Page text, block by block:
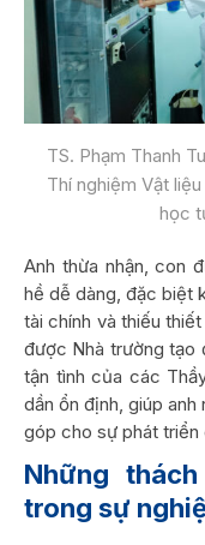
TS. Phạm Thanh
Thí nghiệm Vật
học
Anh thừa nhận, con
hề dễ dàng, đặc biệt
tài chính và thiếu
được Nhà trường tạo
tận tình của các
dần ổn định, giúp
góp cho sự phát triển
Những
trong sự